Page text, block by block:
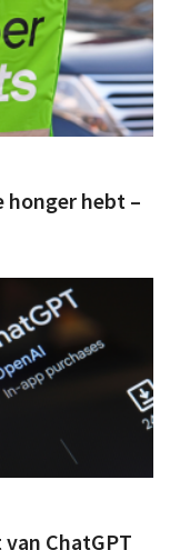
honger hebt –
ChatGPT